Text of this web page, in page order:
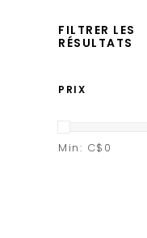
FILTRER LES
RÉSULTATS
PRIX
Min: C$ 0